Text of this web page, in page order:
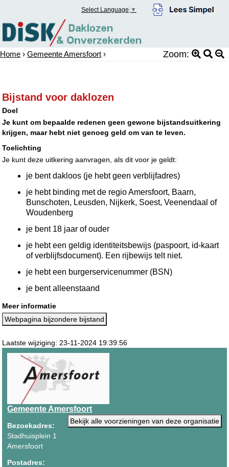
Select Language ▼
Home › Gemeente Amersfoort › Zoom:
Bijstand voor daklozen
Doel
Je kunt om bepaalde redenen geen gewone bijstandsuitkering
krijgen, maar hebt niet genoeg geld om van te leven.
Toelichting
Je kunt deze uitkering aanvragen, als dit voor je geldt:
je bent dakloos (je hebt geen verblijfadres)
je hebt binding met de regio Amersfoort, Baarn,
Bunschoten, Leusden, Nijkerk, Soest, Veenendaal of
Woudenberg
je bent 18 jaar of ouder
je hebt een geldig identiteitsbewijs (paspoort, id-kaart
of verblijfsdocument). Een rijbewijs telt niet.
je hebt een burgerservicenummer (BSN)
je bent alleenstaand
Meer informatie
Webpagina bijzondere bijstand
Laatste wijziging: 23-11-2024 19:39:56
Gemeente Amersfoort
Bekijk alle voorzieningen van deze organisatie
Bezoekadres:
Stadhuisplein 1
Amersfoort
Postadres: